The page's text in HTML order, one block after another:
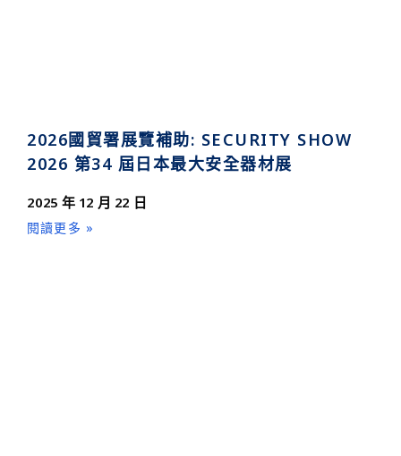
2026國貿署展覽補助: SECURITY SHOW
2026 第34 屆日本最大安全器材展
2025 年 12 月 22 日
閱讀更多 »